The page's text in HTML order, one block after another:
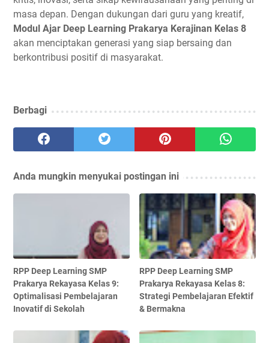
masa depan. Dengan dukungan dari guru yang kreatif,
Modul Ajar Deep Learning Prakarya Kerajinan Kelas 8
akan menciptakan generasi yang siap bersaing dan
berkontribusi positif di masyarakat.
Berbagi
Anda mungkin menyukai postingan ini
RPP Deep Learning SMP
Prakarya Rekayasa Kelas 9:
Optimalisasi Pembelajaran
Inovatif di Sekolah
RPP Deep Learning SMP
Prakarya Rekayasa Kelas 8:
Strategi Pembelajaran Efektif
& Bermakna